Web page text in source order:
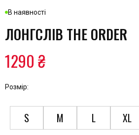
В наявності
ЛОНГСЛІВ THE ORDER
1290 ₴
Розмір:
S M L XL